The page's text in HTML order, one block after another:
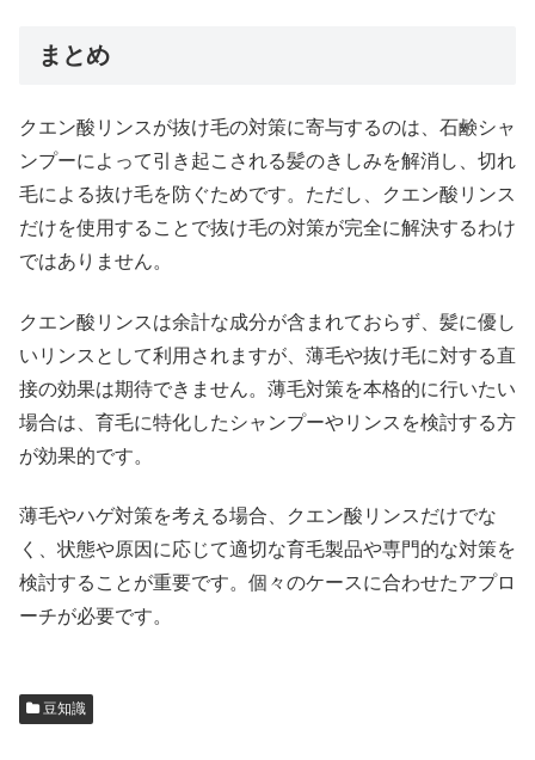
まとめ
クエン酸リンスが抜け毛の対策に寄与するのは、石鹸シャ
ンプーによって引き起こされる髪のきしみを解消し、切れ
毛による抜け毛を防ぐためです。ただし、クエン酸リンス
だけを使用することで抜け毛の対策が完全に解決するわけ
ではありません。
クエン酸リンスは余計な成分が含まれておらず、髪に優し
いリンスとして利用されますが、薄毛や抜け毛に対する直
接の効果は期待できません。薄毛対策を本格的に行いたい
場合は、育毛に特化したシャンプーやリンスを検討する方
が効果的です。
薄毛やハゲ対策を考える場合、クエン酸リンスだけでな
く、状態や原因に応じて適切な育毛製品や専門的な対策を
検討することが重要です。個々のケースに合わせたアプロ
ーチが必要です。
豆知識